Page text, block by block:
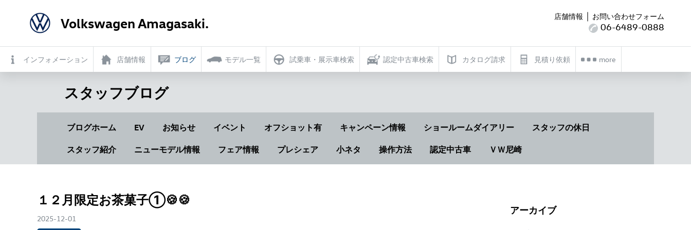
Volkswagen Amagasaki.
インフォメーション 店舗情報 ブログ モデル一覧 試乗車・展示車検索 認定中古車検索 カタログ請求 見積り依頼 more
店舗情報 ｜ お問い合わせフォーム
06-6489-0888
スタッフブログ
ブログホーム EV お知らせ イベント オフショット有 キャンペーン情報 ショールームダイアリー スタッフの休日
スタッフ紹介 ニューモデル情報 フェア情報 プレシェア 小ネタ 操作方法 認定中古車 ＶＷ尼崎
１２月限定お茶菓子①🍪🍪
2025-12-01
アーカイブ